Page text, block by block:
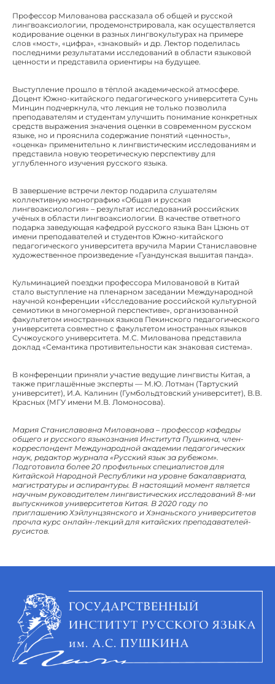
Профессор Милованова рассказала об общей и русской
лингвоаксиологии, продемонстрировала, как осуществляется
кодирование оценки в разных лингвокультурах на примере
слов «мост», «цифра», «знаковый» и др. Лектор поделилась
последними результатами исследований в области языковой
ценности и представила ориентиры на будущее.
Выступление прошло в тёплой академической атмосфере.
Доцент Южно-китайского педагогического университета Сунь
Минцин подчеркнула, что лекция не только позволила
преподавателям и студентам улучшить понимание конкретных
средств выражения значения оценки в современном русском
языке, но и прояснила содержание понятий «ценность»,
«оценка» применительно к лингвистическим исследованиям и
представила новую теоретическую перспективу для
углубленного изучения русского языка.
В завершение встречи лектор подарила слушателям
коллективную монографию «Общая и русская
лингвоаксиология» – результат исследований российских
учёных в области лингвоаксиологии. В качестве ответного
подарка заведующая кафедрой русского языка Ван Цзюнь от
имени преподавателей и студентов Южно-китайского
педагогического университета вручила Марии Станиславовне
художественное произведение «Гуандунская вышитая панда».
Кульминацией поездки профессора Миловановой в Китай
стало выступление на пленарном заседании Международной
научной конференции «Исследование российской культурной
семиотики в многомерной перспективе», организованной
факультетом иностранных языков Пекинского педагогического
университета совместно с факультетом иностранных языков
Сучжоуского университета. М.С. Милованова представила
доклад «Семантика противительности как знаковая система».
В конференции приняли участие ведущие лингвисты Китая, а
также приглашённые эксперты — М.Ю. Лотман (Тартуский
университет), И.А. Калинин (Гумбольдтовский университет), В.В.
Красных (МГУ имени М.В. Ломоносова).
Мария Станиславовна Милованова – профессор кафедры
общего и русского языкознания Института Пушкина, член-
корреспондент Международной академии педагогических
наук, редактор журнала «Русский язык за рубежом».
Подготовила более 20 профильных специалистов для
Китайской Народной Республики на уровне бакалавриата,
магистратуры и аспирантуры. В настоящий момент является
научным руководителем лингвистических исследований 8-ми
выпускников университетов Китая. В 2020 году по
приглашению Хэйлунцзянского и Хэнаньского университетов
прочла курс онлайн-лекций для китайских преподавателей-
русистов.